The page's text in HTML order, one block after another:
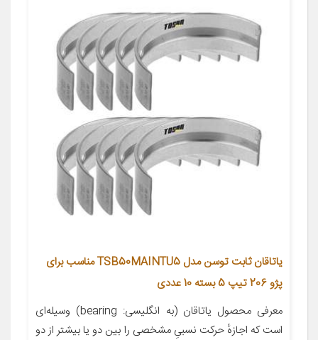
یاتاقان ثابت توسن مدل TSB50MAINTU5 مناسب برای
پژو 206 تیپ 5 بسته 10 عددی
معرفی محصول یاتاقان (به انگلیسی: bearing) وسیله‌ای
است که اجازهٔ حرکت نسبیِ مشخصی را بین دو یا بیشتر از دو